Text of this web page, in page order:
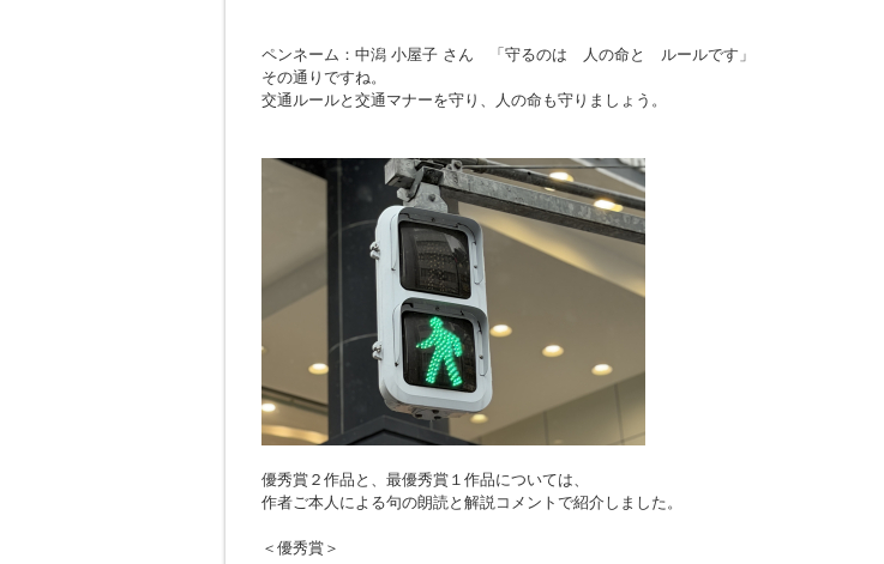
ペンネーム：中潟 小屋子 さん 「 守るのは 人の命と ルールです」
その通りですね。
交通ルールと交通マナーを守り、人の命も守りましょう。
優秀賞２作品と、最優秀賞１作品については、
作者ご本人による句の朗読と解説コメントで紹介しました。
＜優秀賞＞